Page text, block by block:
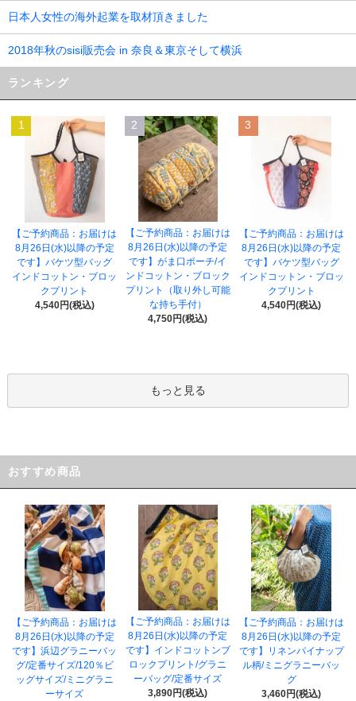
日本人女性の海外起業を取材頂きました
2018年秋のsisi販売会 in 奈良＆東京そして横浜
ランキング
1
【ご予約商品：お届けは
8月26日(水)以降の予定
です】バケツ型バッグ
インドコットン・ブロッ
クプリント
4,540円(税込)
2
【ご予約商品：お届けは
8月26日(水)以降の予定
です】がま口ポーチ/イ
ンドコットン・ブロック
プリント（取り外し可能
な持ち手付）
4,750円(税込)
3
【ご予約商品：お届けは
8月26日(水)以降の予定
です】バケツ型バッグ
インドコットン・ブロッ
クプリント
4,540円(税込)
もっと見る
おすすめ商品
【ご予約商品：お届けは
8月26日(水)以降の予定
です】浜辺グラニーバッ
グ/定番サイズ/120％ビ
ッグサイズ/ミニグラニ
ーサイズ
【ご予約商品：お届けは
8月26日(水)以降の予定
です】インドコットンブ
ロックプリント/グラニ
ーバッグ/定番サイズ
3,890円(税込)
【ご予約商品：お届けは
8月26日(水)以降の予定
です】リネンパイナップ
ル柄/ミニグラニーバッ
グ
3,460円(税込)